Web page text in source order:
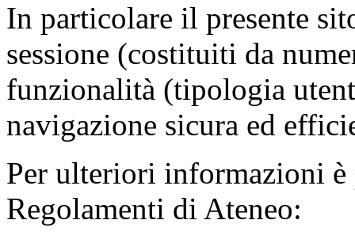
In particolare il presente
sessione (costituiti da
funzionalità (tipologia
navigazione sicura ed
Per ulteriori informazioni è
Regolamenti di Ateneo: